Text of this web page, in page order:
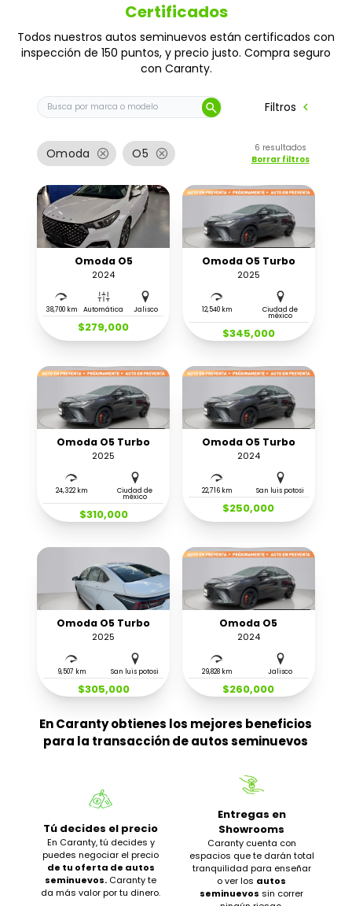
Certificados
Todos nuestros autos seminuevos están certificados con
inspección de 150 puntos, y precio justo. Compra seguro
con Caranty.
Buscar auto por marca o modelo
search Filtros chevron_left
Omoda cancel O5 cancel 6 resultados
Borrar filtros
Omoda O5
2024
38,700 km Automática Jalisco
$279,000
Omoda O5 Turbo
2025
12,540 km Ciudad de
méxico
$345,000
Omoda O5 Turbo
2025
24,322 km Ciudad de
méxico
$310,000
Omoda O5 Turbo
2024
22,716 km San luis potosi
$250,000
Omoda O5 Turbo
2025
9,507 km San luis potosi
$305,000
Omoda O5
2024
29,828 km Jalisco
$260,000
En Caranty obtienes los mejores beneficios
para la transacción de autos seminuevos
Tú decides el precio
En Caranty, tú decides y
puedes negociar el precio
de tu oferta de autos
seminuevos. Caranty te
da más valor por tu dinero.
Entregas en
Showrooms
Caranty cuenta con
espacios que te darán total
tranquilidad para enseñar
o ver los autos
seminuevos sin correr